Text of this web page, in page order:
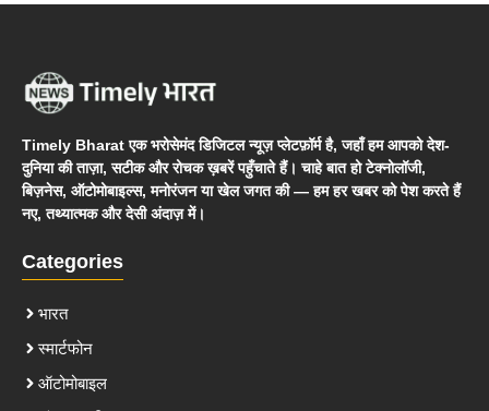
Timely Bharat एक भरोसेमंद डिजिटल न्यूज़ प्लेटफ़ॉर्म है, जहाँ हम आपको देश-
दुनिया की ताज़ा, सटीक और रोचक ख़बरें पहुँचाते हैं। चाहे बात हो टेक्नोलॉजी,
बिज़नेस, ऑटोमोबाइल्स, मनोरंजन या खेल जगत की — हम हर खबर को पेश करते हैं
नए, तथ्यात्मक और देसी अंदाज़ में।
Categories
भारत
स्मार्टफोन
ऑटोमोबाइल